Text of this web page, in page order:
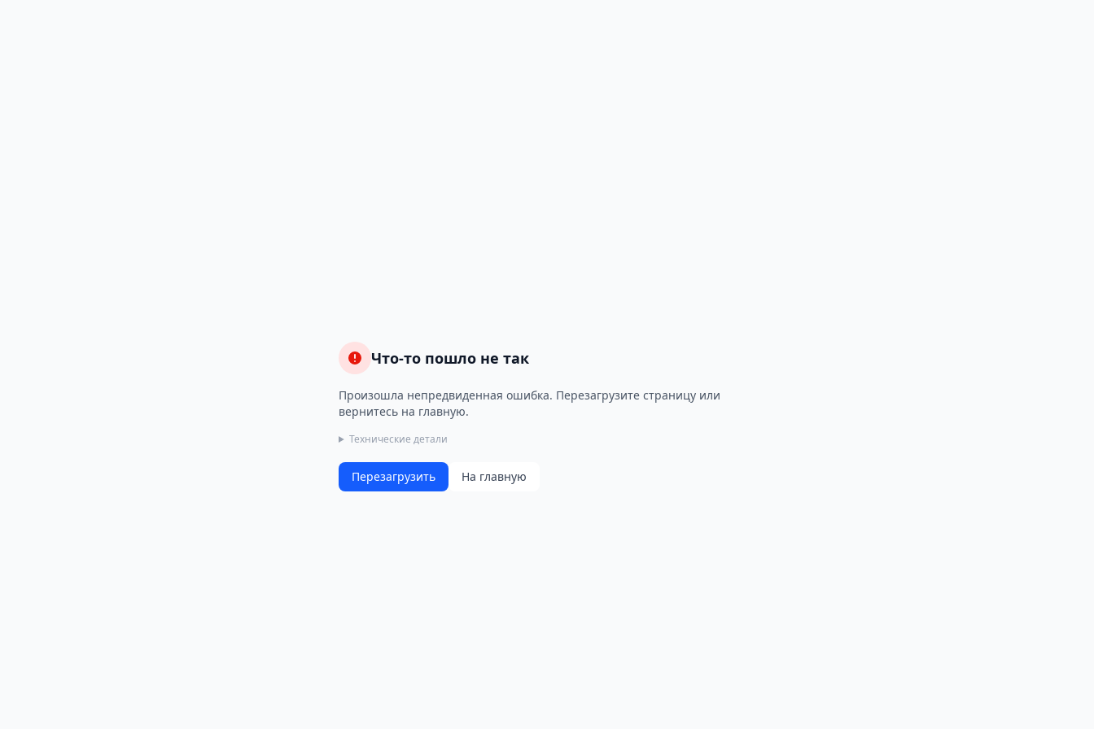
Что-то пошло не так
Произошла непредвиденная ошибка. Перезагрузите страницу или
вернитесь на главную.
Технические детали
Перезагрузить На главную